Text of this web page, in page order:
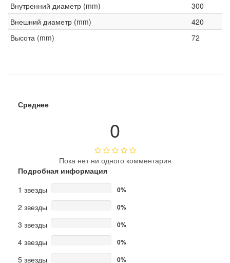
Внутренний диаметр (mm)
300
Внешний диаметр (mm)
420
Высота (mm)
72
Среднее
0
Пока нет ни одного комментария
Подробная информация
1 звезды
0%
2 звезды 0%
3 звезды 0%
4 звезды 0%
5 звезды 0%